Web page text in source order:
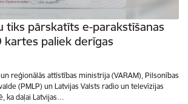
tiks pārskatīts e-parakstīšanas
kartes paliek derīgas
reģionālās attīstības ministrija (VARAM), Pilsonības
(PMLP) un Latvijas Valsts radio un televīzijas
ka daļai Latvijas…